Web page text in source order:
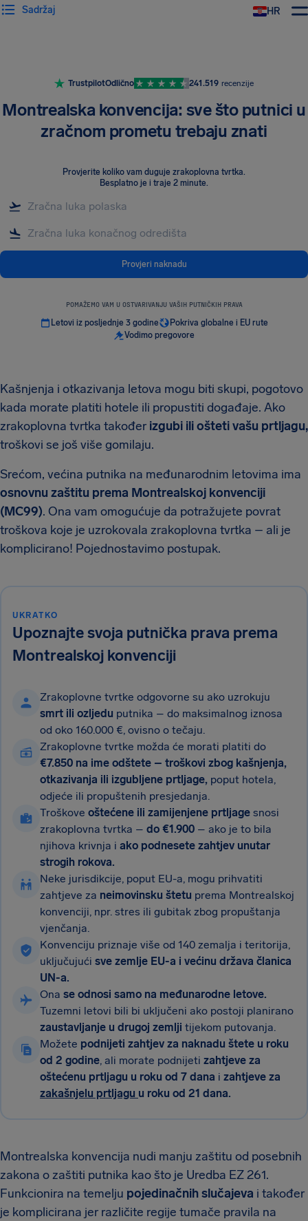
HR
Sadržaj
TrustpilotOdlično 241.519 recenzije
Montrealska konvencija: sve što putnici u
zračnom prometu trebaju znati
Provjerite koliko vam duguje zrakoplovna tvrtka.
Besplatno je i traje 2 minute.
Provjeri naknadu
POMAŽEMO VAM U OSTVARIVANJU VAŠIH PUTNIČKIH PRAVA
Letovi iz posljednje 3 godine
Pokriva globalne i EU rute
Vodimo pregovore
Kašnjenja i otkazivanja letova mogu biti skupi, pogotovo
kada morate platiti hotele ili propustiti događaje. Ako
zrakoplovna tvrtka također izgubi ili ošteti vašu prtljagu,
troškovi se još više gomilaju.
Srećom, većina putnika na međunarodnim letovima ima
osnovnu zaštitu prema Montrealskoj konvenciji
(MC99). Ona vam omogućuje da potražujete povrat
troškova koje je uzrokovala zrakoplovna tvrtka – ali je
komplicirano! Pojednostavimo postupak.
UKRATKO
Upoznajte svoja putnička prava prema
Montrealskoj konvenciji
Zrakoplovne tvrtke odgovorne su ako uzrokuju
smrt ili ozljedu putnika – do maksimalnog iznosa
od oko 160.000 €, ovisno o tečaju.
Zrakoplovne tvrtke možda će morati platiti do
€7.850 na ime odštete – troškovi zbog kašnjenja,
otkazivanja ili izgubljene prtljage, poput hotela,
odjeće ili propuštenih presjedanja.
Troškove oštećene ili zamijenjene prtljage snosi
zrakoplovna tvrtka – do €1.900 – ako je to bila
njihova krivnja i ako podnesete zahtjev unutar
strogih rokova.
Neke jurisdikcije, poput EU-a, mogu prihvatiti
zahtjeve za neimovinsku štetu prema Montrealskoj
konvenciji, npr. stres ili gubitak zbog propuštanja
vjenčanja.
Konvenciju priznaje više od 140 zemalja i teritorija,
uključujući sve zemlje EU-a i većinu država članica
UN-a.
Ona se odnosi samo na međunarodne letove.
Tuzemni letovi bili bi uključeni ako postoji planirano
zaustavljanje u drugoj zemlji tijekom putovanja.
Možete podnijeti zahtjev za naknadu štete u roku
od 2 godine, ali morate podnijeti zahtjeve za
oštećenu prtljagu u roku od 7 dana i zahtjeve za
zakašnjelu prtljagu u roku od 21 dana.
Montrealska konvencija nudi manju zaštitu od posebnih
zakona o zaštiti putnika kao što je Uredba EZ 261.
Funkcionira na temelju pojedinačnih slučajeva i također
je komplicirana jer različite regije tumače pravila na